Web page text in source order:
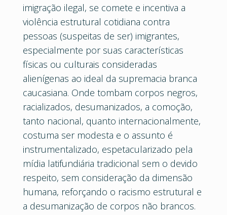
imigração ilegal, se comete e incentiva a
violência estrutural cotidiana contra
pessoas (suspeitas de ser) imigrantes,
especialmente por suas características
físicas ou culturais consideradas
alienígenas ao ideal da supremacia branca
caucasiana. Onde tombam corpos negros,
racializados, desumanizados, a comoção,
tanto nacional, quanto internacionalmente,
costuma ser modesta e o assunto é
instrumentalizado, espetacularizado pela
mídia latifundiária tradicional sem o devido
respeito, sem consideração da dimensão
humana, reforçando o racismo estrutural e
a desumanização de corpos não brancos.